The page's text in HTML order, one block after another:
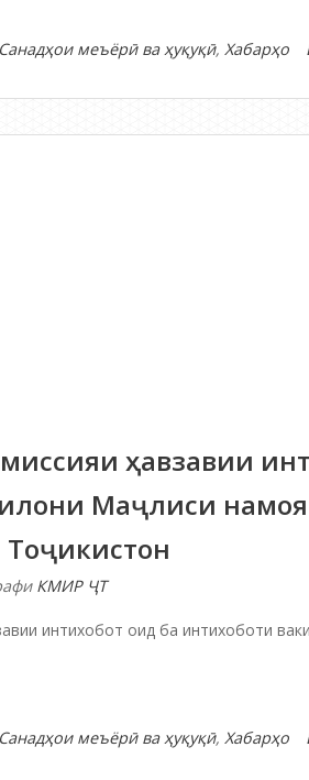
Санадҳои меъёрӣ ва ҳуқуқӣ, Хабарҳо
ҳавзавии
Маҷлиси
КМИР ҶТ
интихобот оид ба интихоботи
Санадҳои меъёрӣ ва ҳуқуқӣ, Хабарҳо